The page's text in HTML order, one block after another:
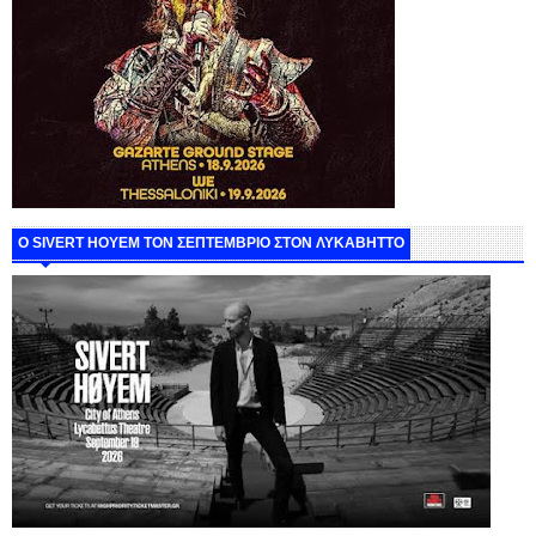
Ο SIVERT HOYEM ΤΟΝ ΣΕΠΤΕΜΒΡΙΟ ΣΤΟΝ ΛΥΚΑΒΗΤΤΟ